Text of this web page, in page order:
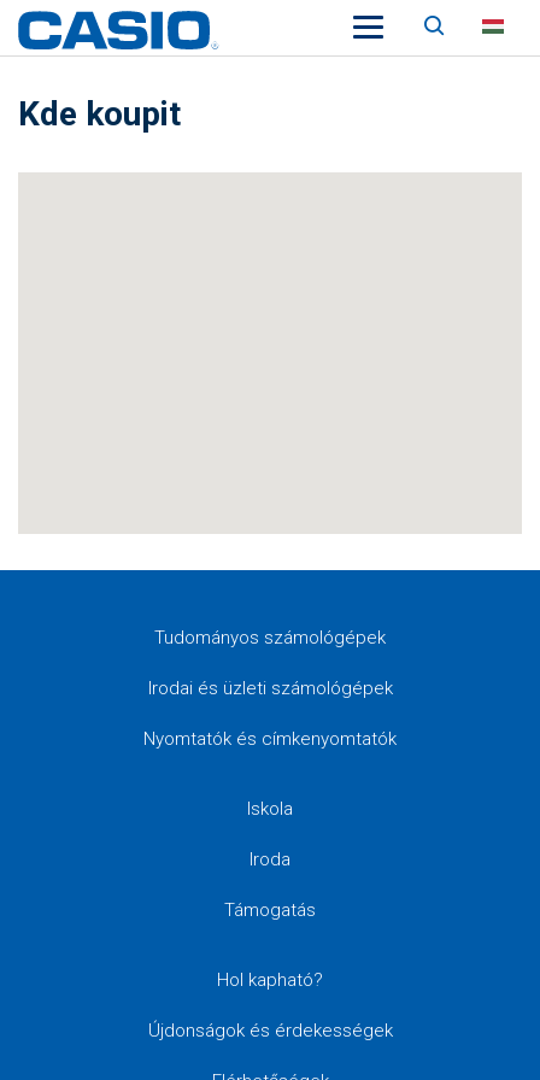
Keresés
Kde koupit
Tudományos számológépek
Irodai és üzleti számológépek
Nyomtatók és címkenyomtatók
Iskola
Iroda
Támogatás
Hol kapható?
Újdonságok és érdekességek